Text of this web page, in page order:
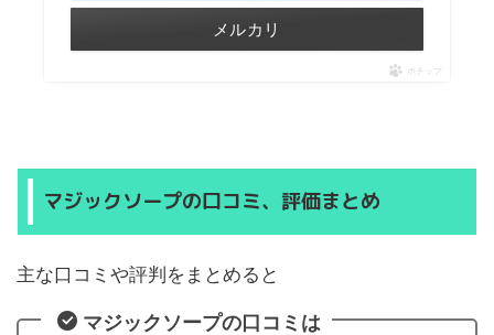
メルカリ
ポチップ
マジックソープの口コミ、評価まとめ
主な口コミや評判をまとめると
マジックソープの口コミは